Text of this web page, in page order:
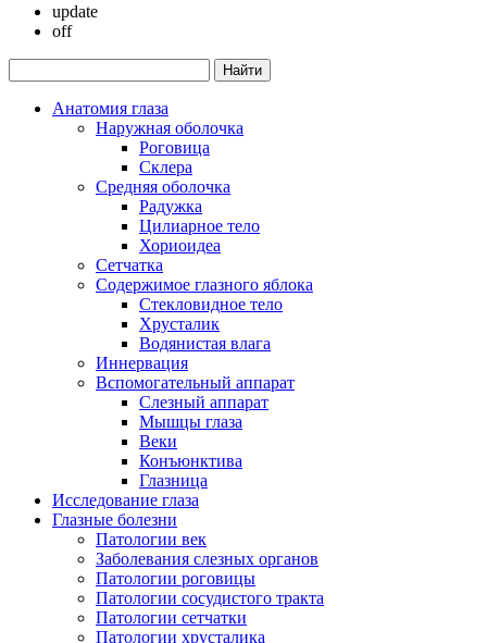
update
off
Анатомия глаза
Наружная оболочка
Роговица
Склера
Средняя оболочка
Радужка
Цилиарное тело
Хориоидеа
Сетчатка
Содержимое глазного яблока
Стекловидное тело
Хрусталик
Водянистая влага
Иннервация
Вспомогательный аппарат
Слезный аппарат
Мышцы глаза
Веки
Конъюнктива
Глазница
Исследование глаза
Глазные болезни
Патологии век
Заболевания слезных органов
Патологии роговицы
Патологии сосудистого тракта
Патологии сетчатки
Патологии хрусталика